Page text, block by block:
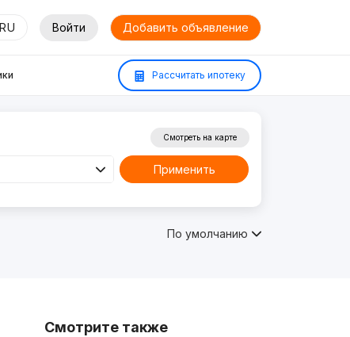
RU Войти Добавить объявление
Рассчитать ипотеку
Смотреть на карте
Применить
По умолчанию
Смотрите также